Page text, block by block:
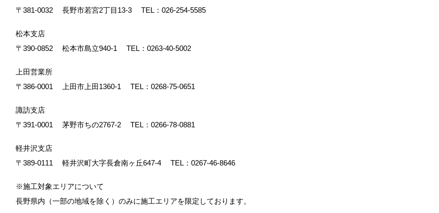
〒381-0032
長野市若宮2丁目13-3 TEL： 026-254-5585
松本支店
〒390-0852
松本市島立940-1 TEL： 0263-40-5002
上田営業所
〒386-0001
上田市上田1360-1 TEL： 0268-75-0651
諏訪支店
〒391-0001
茅野市ちの2767-2 TEL： 0266-78-0881
軽井沢支店
〒389-0111
軽井沢町大字長倉南ヶ丘647-4 TEL： 0267-46-8646
※施工対象エリアについて
長野県内（一部の地域を除く）のみに施工エリアを限定しております。